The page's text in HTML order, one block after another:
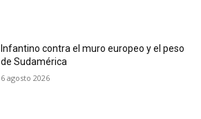
Infantino contra el muro europeo y el peso
de Sudamérica
6 agosto 2026